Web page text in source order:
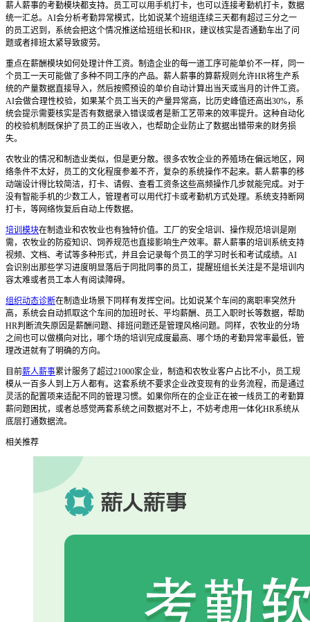
薪人薪事的考勤模块都支持。员工可以用手机打卡，也可以连接考勤机打卡，数据
统一汇总。AI会分析考勤异常模式，比如说某个班组连续三天都有超过三分之一
的员工迟到，系统会把这个情况推送给班组长和HR，建议核实是否通勤车出了问
题或者排班太紧导致疲劳。
重点在薪酬模块如何处理计件工资。制造企业的每一道工序可能单价不一样，同一
个员工一天可能做了多种不同工序的产品。薪人薪事的算薪规则允许HR将生产系
统的产量数据直接导入，然后按照预设的单价自动计算出当天或当月的计件工资。
AI会做合理性校验，如果某个员工当天的产量异常高，比历史峰值还高出30%，系
统会提示需要核实是否有数据录入错误或者是新工艺带来的效率提升。这种自动化
的校验机制既保护了员工的正当收入，也帮助企业防止了数据出错带来的财务损
失。
农牧业的情况和制造业类似，但是更分散。很多农牧企业的养殖场在偏远地区，网
络条件不太好，员工的文化程度参差不齐，复杂的系统操作不起来。薪人薪事的移
动端设计得比较简洁，打卡、请假、查看工资条这些高频操作几步就能完成。对于
没有智能手机的少数工人，管理者可以用代打卡或考勤机方式处理。系统支持断网
打卡，等网络恢复后自动上传数据。
培训模块在制造业和农牧业也有独特价值。工厂的安全培训、操作规范培训是刚
需，农牧业的防疫知识、饲养规范也直接影响生产效率。薪人薪事的培训系统支持
视频、文档、考试等多种形式，并且会记录每个员工的学习时长和考试成绩。AI
会识别出那些学习进度明显落后于同批同事的员工，提醒班组长关注是不是培训内
容太难或者员工本人有阅读障碍。
组织动态诊断在制造业场景下同样有发挥空间。比如说某个车间的离职率突然升
高，系统会自动抓取这个车间的加班时长、平均薪酬、员工入职时长等数据，帮助
HR判断流失原因是薪酬问题、排班问题还是管理风格问题。同样，农牧业的分场
之间也可以做横向对比，哪个场的培训完成度最高、哪个场的考勤异常率最低，管
理改进就有了明确的方向。
目前薪人薪事累计服务了超过21000家企业，制造和农牧业客户占比不小，员工规
模从一百多人到上万人都有。这套系统不要求企业改变现有的业务流程，而是通过
灵活的配置项来适配不同的管理习惯。如果你所在的企业正在被一线员工的考勤算
薪问题困扰，或者总感觉两套系统之间数据对不上，不妨考虑用一体化HR系统从
底层打通数据流。
相关推荐